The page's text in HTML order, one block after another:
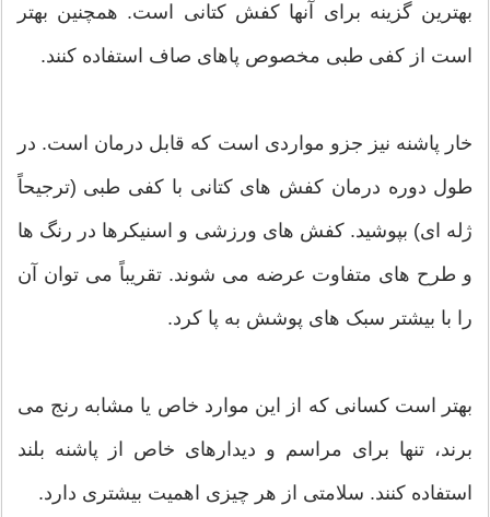
بهترین گزینه برای آنها کفش کتانی است. همچنین بهتر
است از کفی طبی مخصوص پاهای صاف استفاده کنند.
خار پاشنه نیز جزو مواردی است که قابل درمان است. در
طول دوره درمان کفش های کتانی با کفی طبی (ترجیحاً
ژله ای) بپوشید. کفش های ورزشی و اسنیکرها در رنگ ها
و طرح های متفاوت عرضه می شوند. تقریباً می توان آن
را با بیشتر سبک های پوشش به پا کرد.
بهتر است کسانی که از این موارد خاص یا مشابه رنج می
برند، تنها برای مراسم و دیدارهای خاص از پاشنه بلند
استفاده کنند. سلامتی از هر چیزی اهمیت بیشتری دارد.